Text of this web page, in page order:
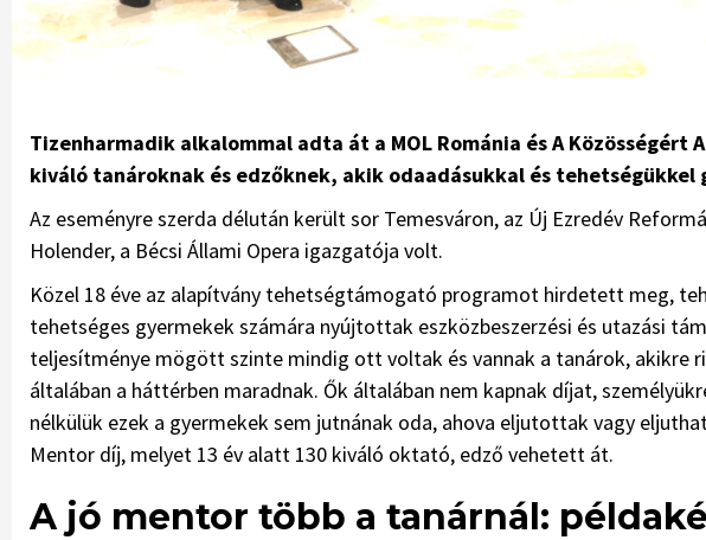
Tizenharmadik alkalommal adta át a MOL Románia és A
kiváló tanároknak és edzőknek, akik odaadásukkal és
Az eseményre szerda délután került sor Temesváron, az Új Ezredév
Holender, a Bécsi Állami Opera igazgatója volt.
Közel 18 éve az alapítvány tehetségtámogató programot hirdetett meg,
tehetséges gyermekek számára nyújtottak eszközbeszerzési és utazási
teljesítménye mögött szinte mindig ott voltak és vannak a tanárok, akikre
általában a háttérben maradnak. Ők általában nem kapnak díjat,
nélkülük ezek a gyermekek sem jutnának oda, ahova eljutottak vagy
Mentor díj, melyet 13 év alatt 130 kiváló oktató, edző vehetett át.
A jó mentor több a tanárnál: